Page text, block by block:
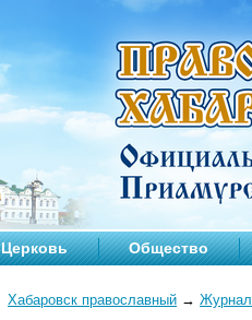
Церковь Общество
Хабаровск православный → Журнал